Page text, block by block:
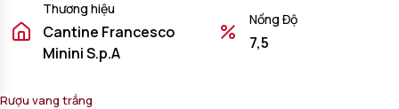
Thương hiệu
Cantine Francesco
Minini S.p.A
Nồng Độ
7,5
Rượu vang trắng